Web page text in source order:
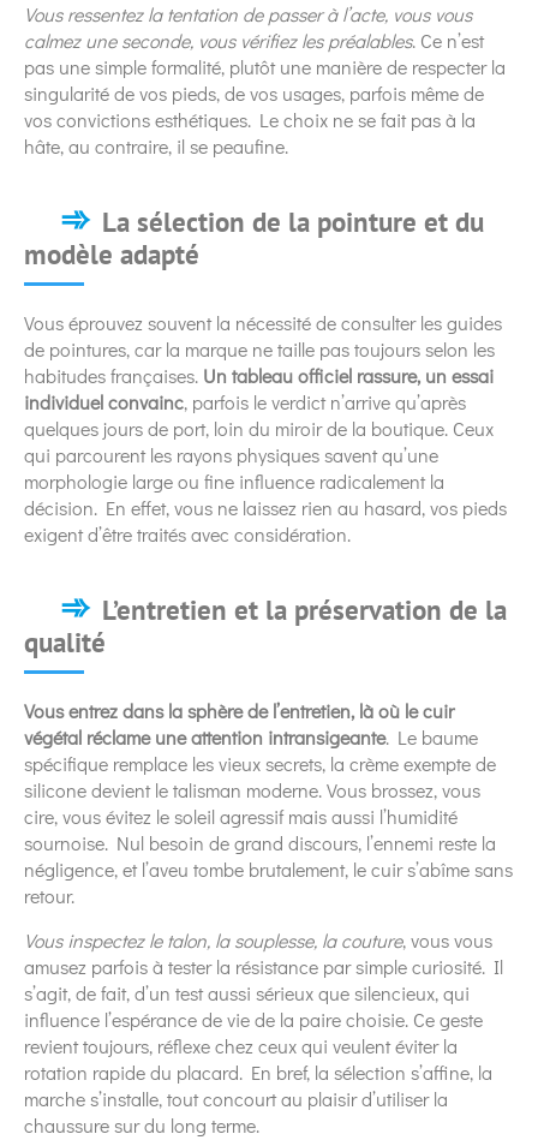
Vous ressentez la tentation de passer à l’acte, vous vous
calmez une seconde, vous vérifiez les préalables. Ce n’est
pas une simple formalité, plutôt une manière de respecter la
singularité de vos pieds, de vos usages, parfois même de
vos convictions esthétiques. Le choix ne se fait pas à la
hâte, au contraire, il se peaufine.
La sélection de la pointure et du
modèle adapté
Vous éprouvez souvent la nécessité de consulter les guides
de pointures, car la marque ne taille pas toujours selon les
habitudes françaises. Un tableau officiel rassure, un essai
individuel convainc, parfois le verdict n’arrive qu’après
quelques jours de port, loin du miroir de la boutique. Ceux
qui parcourent les rayons physiques savent qu’une
morphologie large ou fine influence radicalement la
décision. En effet, vous ne laissez rien au hasard, vos pieds
exigent d’être traités avec considération.
L’entretien et la préservation de la
qualité
Vous entrez dans la sphère de l’entretien, là où le cuir
végétal réclame une attention intransigeante. Le baume
spécifique remplace les vieux secrets, la crème exempte de
silicone devient le talisman moderne. Vous brossez, vous
cire, vous évitez le soleil agressif mais aussi l’humidité
sournoise. Nul besoin de grand discours, l’ennemi reste la
négligence, et l’aveu tombe brutalement, le cuir s’abîme sans
retour.
Vous inspectez le talon, la souplesse, la couture, vous vous
amusez parfois à tester la résistance par simple curiosité. Il
s’agit, de fait, d’un test aussi sérieux que silencieux, qui
influence l’espérance de vie de la paire choisie. Ce geste
revient toujours, réflexe chez ceux qui veulent éviter la
rotation rapide du placard. En bref, la sélection s’affine, la
marche s’installe, tout concourt au plaisir d’utiliser la
chaussure sur du long terme.